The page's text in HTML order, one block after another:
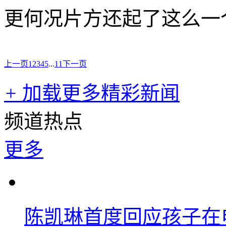
更何况片方还起了这么
上一页1 2345...11下一页
+ 加载更多精彩新闻
频道热点
更多
陈凯琳首度回应孩子